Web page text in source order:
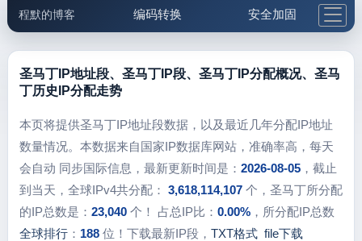
程默的博客 编码转换 安全加固
邮件工具 生活便民 更多工具
圣马丁IP地址段、圣马丁IP段、圣马丁IP分配概况、圣马
丁历史IP分配走势
本页将提供圣马丁IP地址段数据，以及最近几年分配IP地址
数量情况。本数据来自国家IP数据库网站，准确率高，每天
会自动 同步国际信息，最新更新时间是： 2026-08-05，截止
到当天，全球IPv4共分配： 3,618,114,107个，圣马丁所分配
的IP总数是： 23,040个！ 占总IP比： 0.00%，所分配IP总数
全球排行： 188位！下载最新IP段， TXT格式 file下载